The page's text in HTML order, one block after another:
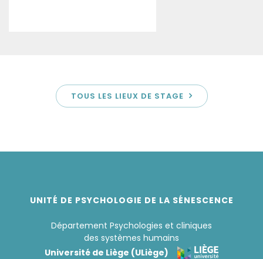
TOUS LES LIEUX DE STAGE
UNITÉ DE PSYCHOLOGIE DE LA SÉNESCENCE
Département Psychologies et cliniques
des systèmes humains
Université de Liège (ULiège)